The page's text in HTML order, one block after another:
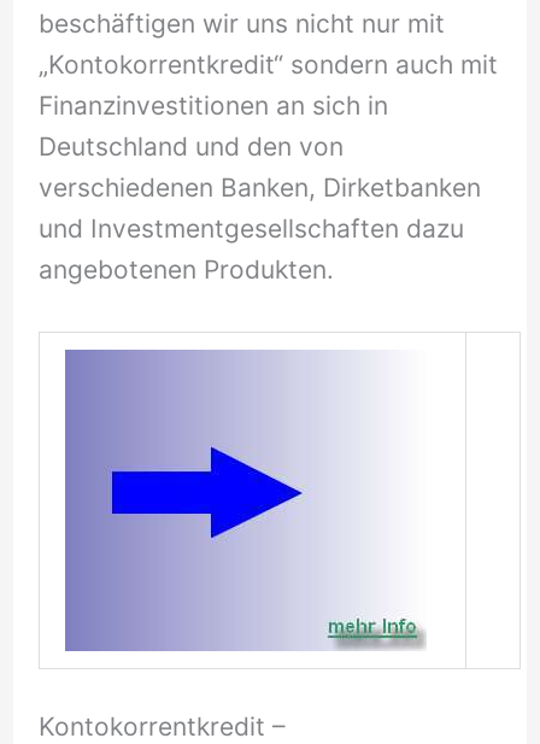
beschäftigen wir uns nicht nur mit
„Kontokorrentkredit“ sondern auch mit
Finanzinvestitionen an sich in
Deutschland und den von
verschiedenen Banken, Dirketbanken
und Investmentgesellschaften dazu
angebotenen Produkten.
Kontokorrentkredit –